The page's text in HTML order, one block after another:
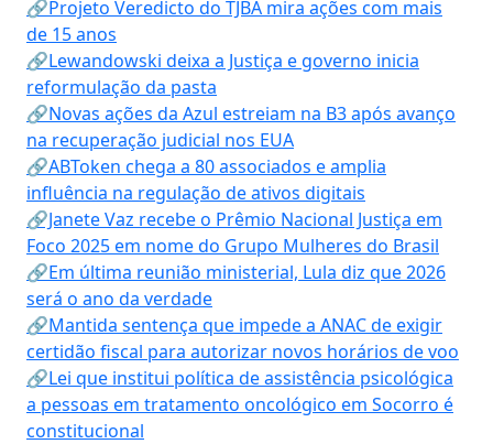
🔗Projeto Veredicto do TJBA mira ações com mais
de 15 anos
🔗Lewandowski deixa a Justiça e governo inicia
reformulação da pasta
🔗Novas ações da Azul estreiam na B3 após avanço
na recuperação judicial nos EUA
🔗ABToken chega a 80 associados e amplia
influência na regulação de ativos digitais
🔗Janete Vaz recebe o Prêmio Nacional Justiça em
Foco 2025 em nome do Grupo Mulheres do Brasil
🔗Em última reunião ministerial, Lula diz que 2026
será o ano da verdade
🔗Mantida sentença que impede a ANAC de exigir
certidão fiscal para autorizar novos horários de voo
🔗Lei que institui política de assistência psicológica
a pessoas em tratamento oncológico em Socorro é
constitucional